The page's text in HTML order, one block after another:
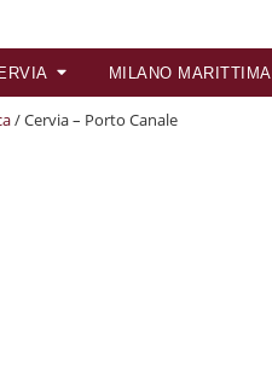
MILANO MARITTIMA
/ Cervia – Porto Canale